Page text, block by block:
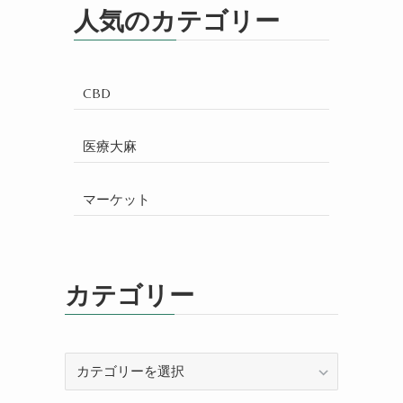
人気のカテゴリー
CBD
医療大麻
マーケット
カテゴリー